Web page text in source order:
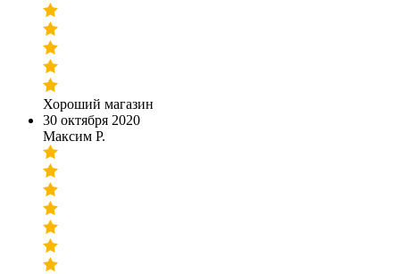
Хороший магазин
30 октября 2020
Максим Р.